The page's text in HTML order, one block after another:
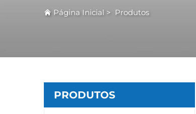
Página Inicial > Produtos
PRODUTOS